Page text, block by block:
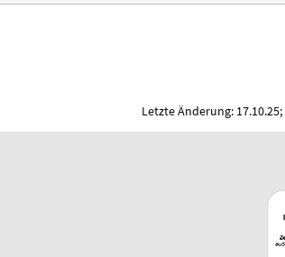
Letzte Änderung: 17.10.25;